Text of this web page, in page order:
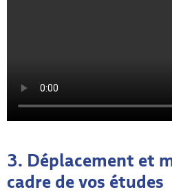
3. Déplacement et
cadre de vos études